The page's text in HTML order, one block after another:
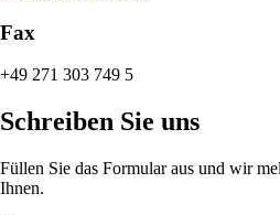
Fax
+49 271 303 749 5
Schreiben Sie uns
Füllen Sie das Formular aus und wir
Ihnen.